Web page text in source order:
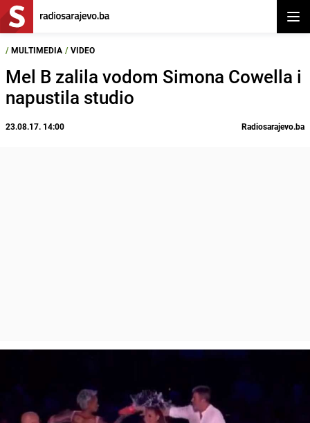
/ MULTIMEDIA / VIDEO
Mel B zalila vodom Simona Cowella i
napustila studio
23.08.17. 14:00 Radiosarajevo.ba